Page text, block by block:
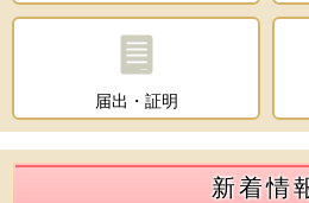
届出・証明
新着情